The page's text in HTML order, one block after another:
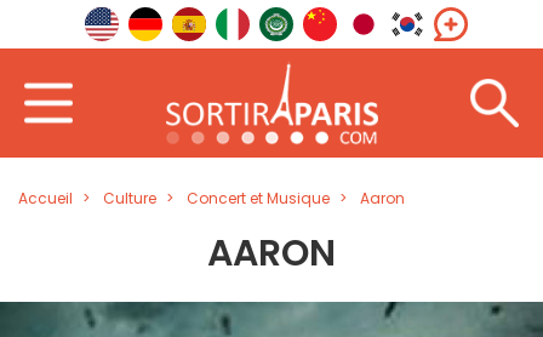
Accueil Culture Concert et Musique Aaron
AARON